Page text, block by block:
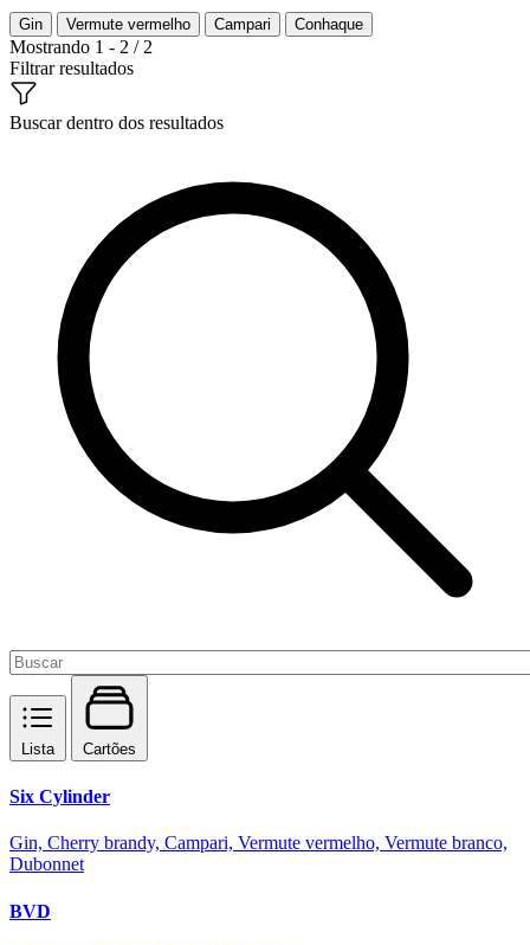
Gin Vermute vermelho Campari Conhaque
Mostrando 1 - 2 / 2
Filtrar resultados
Buscar dentro dos resultados
Lista Cartões
Six Cylinder
Gin, Cherry brandy, Campari, Vermute vermelho, Vermute branco,
Dubonnet
BVD